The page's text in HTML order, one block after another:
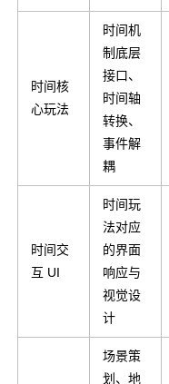
时间核
心玩法
时间机
制底层
接口、
时间轴
转换、
事件解
耦
时间交
互 UI
时间玩
法对应
的界面
响应与
视觉设
计
场景策
划、地